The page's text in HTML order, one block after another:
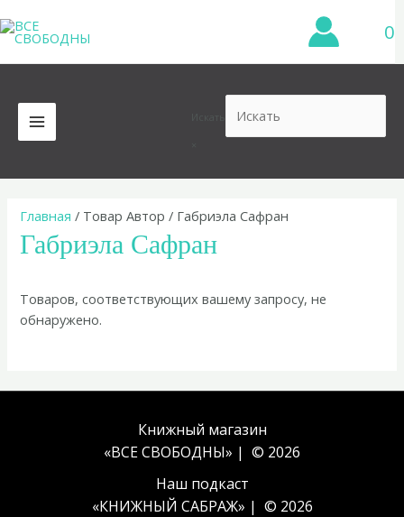
к
содержимому
0
MAIN
MENU
Главная / Товар Автор / Габриэла Сафран
Габриэла Сафран
Товаров, соответствующих вашему запросу, не
обнаружено.
Книжный магазин
«ВСЕ СВОБОДНЫ» | © 2026
Наш подкаст
«КНИЖНЫЙ САБРАЖ» | © 2026